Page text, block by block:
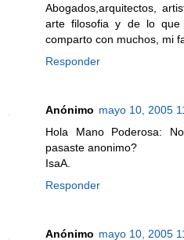
Abogados,arquitectos,
arte filosofia y de lo
comparto con muchos, mi
Responder
Anónimo mayo 10, 2005
Hola Mano Poderosa:
pasaste anonimo?
IsaA.
Responder
Anónimo mayo 10, 2005